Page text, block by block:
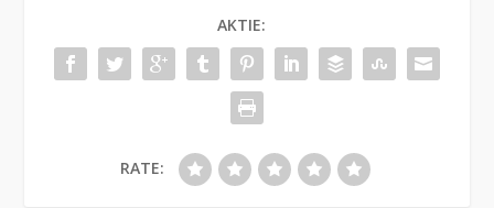
AKTIE:
RATE: